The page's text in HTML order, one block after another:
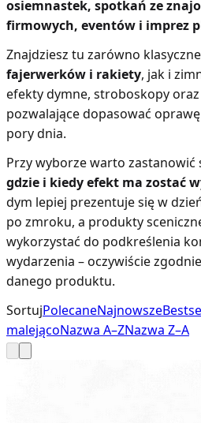
osiemnastek, spotkań ze
firmowych, eventów i imprez
Znajdziesz tu zarówno klasyczne
fajerwerków i rakiety, jak i
efekty dymne, stroboskopy
pozwalające dopasować
pory dnia.
Przy wyborze warto zastanowić
gdzie i kiedy efekt ma zostać
dym lepiej prezentuje się w
po zmroku, a produkty
wykorzystać do podkreślenia
wydarzenia – oczywiście
danego produktu.
SortujPolecaneNajnowsze
malejącoNazwa A–ZNazwa Z–A